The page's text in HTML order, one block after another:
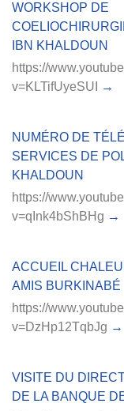
WORKSHOP DE
IBN KHALDOUN
https://
v=KLTifUyeSUI
NUMÉRO DE
SERVICES DE
KHALDOUN
https://
v=qInk4bShBHg
ACCUEIL
AMIS BURKINABÉ
https://
v=DzHp12TqbJg
VISITE DU
DE LA BANQUE